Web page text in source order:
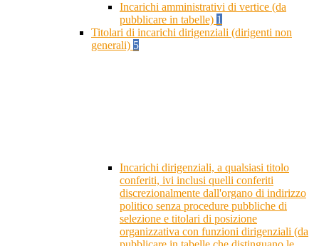
Incarichi amministrativi di vertice (da
pubblicare in tabelle) 1
Titolari di incarichi dirigenziali (dirigenti non
generali) 5
Incarichi dirigenziali, a qualsiasi titolo
conferiti, ivi inclusi quelli conferiti
discrezionalmente dall'organo di indirizzo
politico senza procedure pubbliche di
selezione e titolari di posizione
organizzativa con funzioni dirigenziali (da